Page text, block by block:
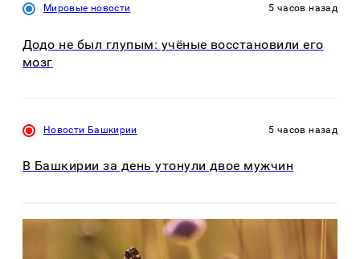
Мировые новости 5 часов назад
Додо не был глупым: учёные восстановили его
мозг
Новости Башкирии 5 часов назад
В Башкирии за день утонули двое мужчин